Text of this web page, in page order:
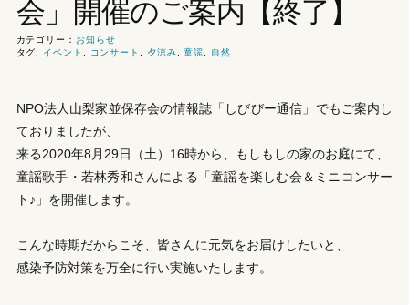
会」開催のご案内【終了】
カテゴリー： お知らせ
タグ: イベント コンサート 夕涼み ,童謡 自然
NPO法人山梨家並保存会の情報誌「しびびー通信」でもご案内し
ておりましたが、
来る2020年8月29日（土）16時から、もしもしの家のお庭にて、
童謡歌手・若林秀和さんによる「童謡を楽しむ会＆ミニコンサー
ト♪」を開催します。
こんな時期だからこそ、皆さんに元気をお届けしたいと、
感染予防対策を万全に行い実施いたします。